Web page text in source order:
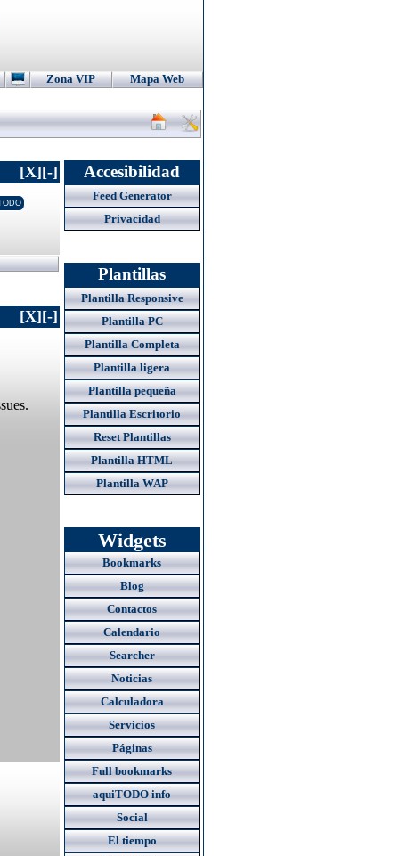
Zona VIP Mapa Web
[-]
[X]
[-]
[X]
Accesibilidad
Feed Generator
Privacidad
Plantillas
Plantilla Responsive
Plantilla PC
Plantilla Completa
Plantilla ligera
Plantilla pequeña
Plantilla Escritorio
Reset Plantillas
Plantilla HTML
Plantilla WAP
Widgets
Bookmarks
Blog
Contactos
Calendario
Searcher
Noticias
Calculadora
Servicios
Páginas
Full bookmarks
aquiTODO info
Social
El tiempo